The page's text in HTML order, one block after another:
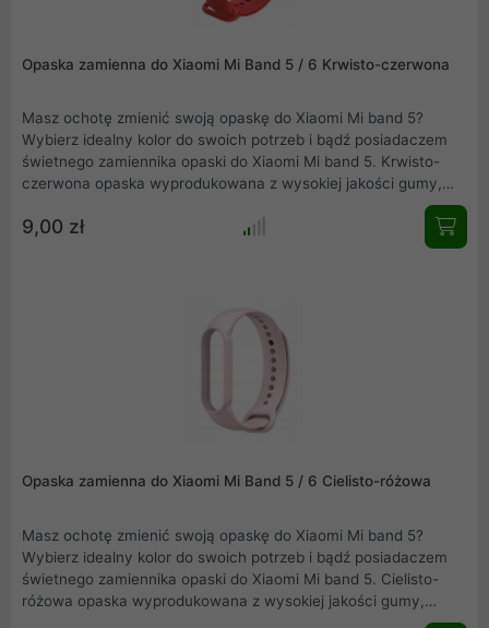
Opaska zamienna do Xiaomi Mi Band 5 / 6 Krwisto-czerwona
Masz ochotę zmienić swoją opaskę do Xiaomi Mi band 5?
Wybierz idealny kolor do swoich potrzeb i bądź posiadaczem
świetnego zamiennika opaski do Xiaomi Mi band 5. Krwisto-
czerwona opaska wyprodukowana z wysokiej jakości gumy,
użytkowaniu. Elegancka, łatwa w montażu i idealnie
9,00 zł
Opaska zamienna do Xiaomi Mi Band 5 / 6 Cielisto-różowa
Masz ochotę zmienić swoją opaskę do Xiaomi Mi band 5?
Wybierz idealny kolor do swoich potrzeb i bądź posiadaczem
świetnego zamiennika opaski do Xiaomi Mi band 5. Cielisto-
różowa opaska wyprodukowana z wysokiej jakości gumy,